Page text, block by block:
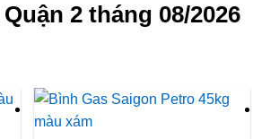
2 tháng 08/2026